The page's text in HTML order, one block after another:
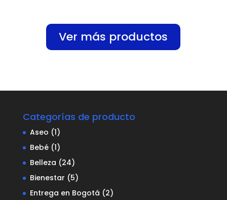
Ver más productos
Categorías de producto
Aseo (1)
Bebé (1)
Belleza (24)
Bienestar (5)
Entrega en Bogotá (2)